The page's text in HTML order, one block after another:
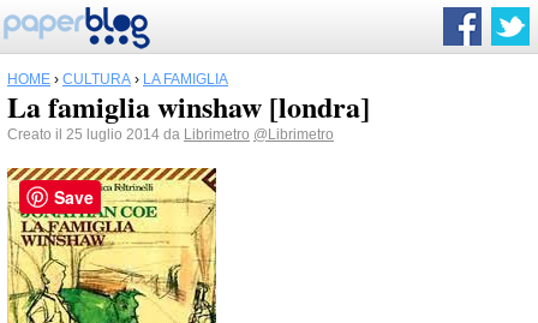
HOME › CULTURA › LA FAMIGLIA
La famiglia winshaw [londra]
Creato il 25 luglio 2014 da Librimetro @Librimetro
Save